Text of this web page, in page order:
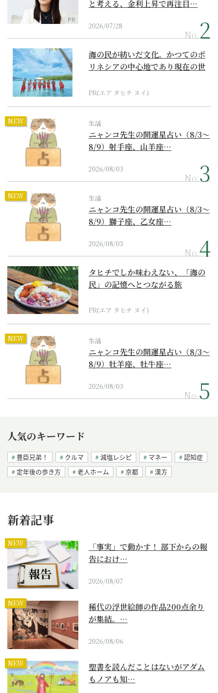
PR
と考える、金利上昇で再注目…
2026/07/28
No.
海の民が紡いだ文化。かつてのポ
リネシアの中心地であり現在の世
PR(エア タヒチ ヌイ)
NEW 生活
ニャンコ先生の開運星占い（8/3～
8/9）射手座、山羊座…
2026/08/03
No.
NEW 生活
ニャンコ先生の開運星占い（8/3～
8/9）獅子座、乙女座…
2026/08/03
No.
タヒチでしか味わえない、「海の
民」の記憶へとつながる旅
PR(エア タヒチ ヌイ)
NEW 生活
ニャンコ先生の開運星占い（8/3～
8/9）牡羊座、牡牛座…
2026/08/03
No.
人気のキーワード
豊臣兄弟！ クルマ 減塩レシピ マネー
認知症
定年後の歩き方
老人ホーム 京都 漢方
新着記事
NEW
「事実」で動かす！ 部下からの報
告におけ…
2026/08/07
NEW
稀代の浮世絵師の作品200点余り
が集結。…
2026/08/06
NEW
聖書を読んだことはないがアダム
もノアも知…